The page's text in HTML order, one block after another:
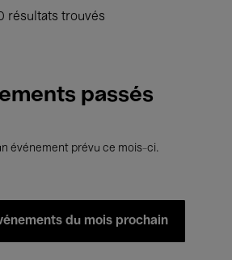
résultats trouvés
passés
événement prévu ce mois-ci.
du mois prochain